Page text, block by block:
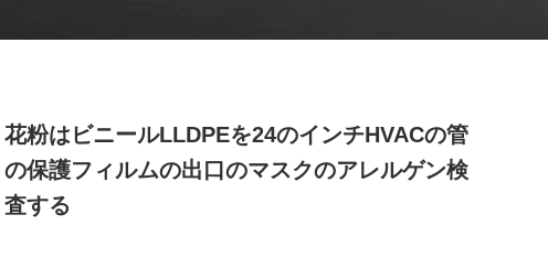
花粉はビニールLLDPEを24のインチHVACの管
の保護フィルムの出口のマスクのアレルゲン検
査する